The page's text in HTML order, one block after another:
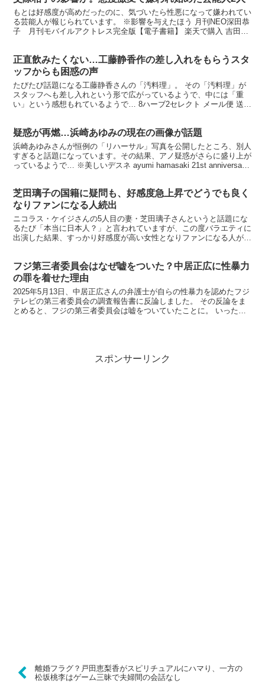
もとは好感度が高めだったのに、気づいたら性悪になって嫌われてい
る芸能人が報じられています。 ※影響を与えたほう 月刊NEO深田恭
子 月刊モバイルアクトレス完全版【電子書籍】 楽天で購入 吉田沙
正直飲みたくない…工藤静香作の差し入れをもらうスタ
ッフからも困惑の声
たびたび話題になる工藤静香さんの「汚料理」。 その「汚料理」が
スタッフへも差し入れという形で広がっているようで、中には「重
い」という感想もれているようで… 8ハーブ2セレクト メール便 送料
疑惑が再燃…浜崎あゆみの現在の画像が話題
浜崎あゆみさんが恒例の「リハーサル」写真を公開したところ、別人
すぎると話題になっています。その結果、アノ疑惑がさらに盛り上が
っているようで… ※美しいデスネ ayumi hamasaki 21st anniversary
芝田璃子の国籍に疑問も、好感度急上昇でどうでも良く
なりファンになる人続出
ニコラス・ケイジさんの5人目の妻・芝田璃子さんというと話題にな
るたび「本当に日本人？」と言われていますが、この度バラエティに
出演した結果、すっかり好感度が高い女性となりファンになる人が続
フジ第三者委員会はなぜ嘘をついた？中居正広に性暴力
の罪を着せた理由
2025年5月13日、中居正広さんの弁護士が自らの性暴力を認めたフジ
テレビの第三者委員会の調査報告書に反論しました。 その反論をま
とめると、フジの第三者委員会は嘘をついていたことに。 いったい
スポンサーリンク
離婚フラグ？戸田恵梨香がスピリチュアルにハマり、一方の
松坂桃李はゲーム三昧で夫婦間の会話なし